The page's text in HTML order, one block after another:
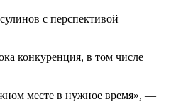
с перспективой
конкуренция, в том числе
месте в нужное время», —